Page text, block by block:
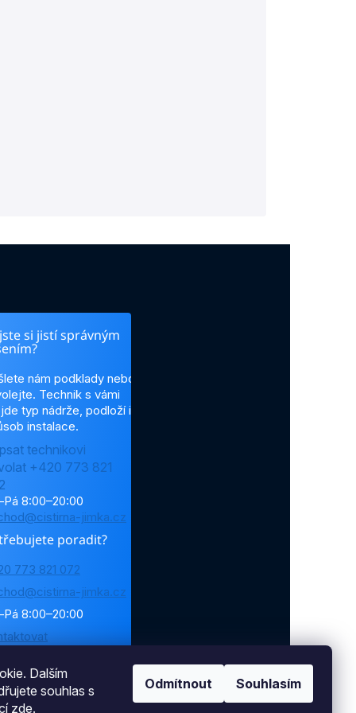
Dalším
souhlas s
zde.
Odmítnout Souhlasím
si jistí správným
nám podklady nebo
Technik s vámi
typ nádrže, podloží i
instalace.
technikovi
+420 773 821
8:00–20:00
jimka.cz
poradit?
773 821 072
jimka.cz
8:00–20:00